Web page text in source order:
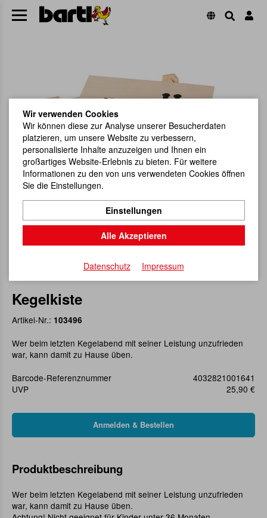
Kegelkiste
Artikel-Nr.: 103496
Wer beim letzten Kegelabend mit seiner Leistung unzufrieden
war, kann damit zu Hause üben.
Barcode-Referenznummer
4032821001641
UVP
25,90 €
Produktbeschreibung
Wer beim letzten Kegelabend mit seiner Leistung unzufrieden
war, kann damit zu Hause üben.
Wir verwenden Cookies
Wir können diese zur Analyse unserer Besucherdaten
platzieren, um unsere Website zu verbessern,
personalisierte Inhalte anzuzeigen und Ihnen ein
großartiges Website-Erlebnis zu bieten. Für weitere
Informationen zu den von uns verwendeten Cookies öffnen
Sie die Einstellungen.
Einstellungen
Alle Akzeptieren
Datenschutz Impressum